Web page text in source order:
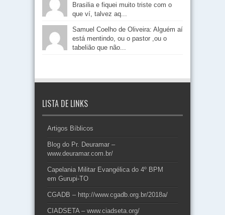
Brasilia e fiquei muito triste com o
que ví, talvez aq...
Samuel Coelho de Oliveira: Alguém aí
está mentindo, ou o pastor ,ou o
tabelião que não...
LISTA DE LINKS
Artigos Bíblicos
Blog do Pr. Deuramar –
www.deuramar.com.br/
Capelania Militar Evangélica do 4º BPM
em Gurupi-TO
CGADB – http://www.cgadb.org.br/2018a/
CIADSETA – www.ciadseta.org/